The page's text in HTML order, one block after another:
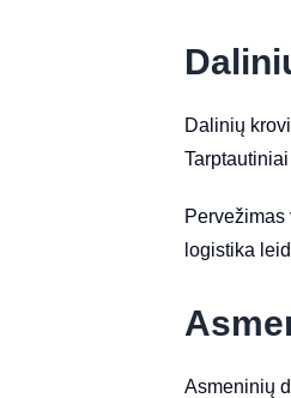
Dalinių
logistika
Asmeninių